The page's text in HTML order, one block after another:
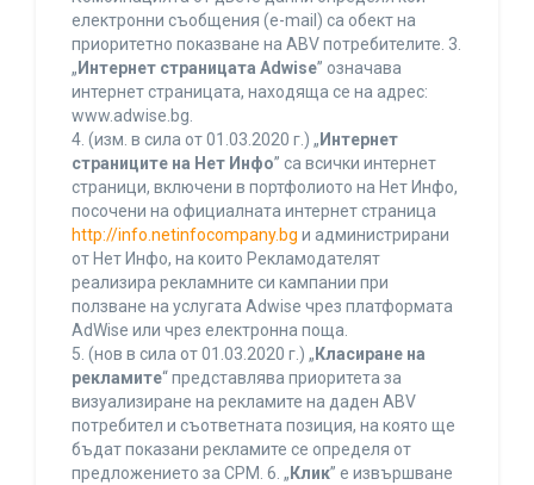
електронни съобщения (e-mail) са обект на
приоритетно показване на ABV потребителите. 3.
„ Интернет страницата Adwise” означава
интернет страницата, находяща се на адрес:
www.adwise.bg.
4. (изм. в сила от 01.03.2020 г.) „ Интернет
страниците на Нет Инфо” са всички интернет
страници, включени в портфолиото на Нет Инфо,
посочени на официалната интернет страница
http://info.netinfocompany.bg и администрирани
от Нет Инфо, на които Рекламодателят
реализира рекламните си кампании при
ползване на услугата Adwise чрез платформата
AdWise или чрез електронна поща.
5. (нов в сила от 01.03.2020 г.) „ Класиране на
рекламите“ представлява приоритета за
визуализиране на рекламите на даден ABV
потребител и съответната позиция, на която ще
бъдат показани рекламите се определя от
предложението за CPM. 6. „ Клик” е извършване